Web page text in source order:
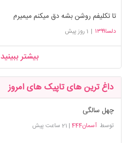
تا تکلیفم روشن بشه دق میکنم میمیرم
دلسا۱۳۹۹ | 1 روز پیش
بیشتر ببینید
داغ ترین های تاپیک های امروز
چهل سالگی
توسطآسمان444 | 21 ساعت پیش